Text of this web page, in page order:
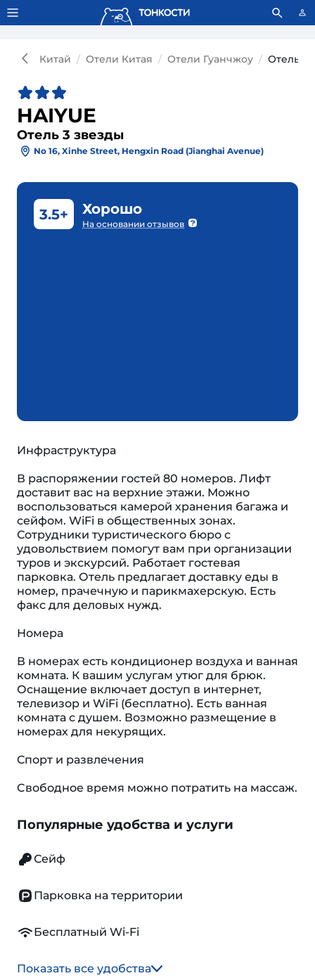
Тонкости используют сookie-файлы. Что это значит?
Китай Отели Китая Отели Гуанчжоу Отель
HAIYUE
Отель 3 звезды
No 16, Xinhe Street, Hengxin Road (Jianghai Avenue)
3.5+ Хорошо
На основании отзывов
Инфраструктура
В распоряжении гостей 80 номеров. Лифт
доставит вас на верхние этажи. Можно
воспользоваться камерой хранения багажа и
сейфом. WiFi в общественных зонах.
Сотрудники туристического бюро с
удовольствием помогут вам при организации
туров и экскурсий. Работает гостевая
парковка. Отель предлагает доставку еды в
номер, прачечную и парикмахерскую. Есть
факс для деловых нужд.
Номера
В номерах есть кондиционер воздуха и ванная
комната. К вашим услугам утюг для брюк.
Оснащение включает доступ в интернет,
телевизор и WiFi (бесплатно). Есть ванная
комната с душем. Возможно размещение в
номерах для некурящих.
Спорт и развлечения
Cвободное время можно потратить на массаж.
Популярные удобства и услуги
Сейф
Парковка на территории
Бесплатный Wi-Fi
Показать все удобства